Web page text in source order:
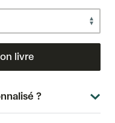
livre
?